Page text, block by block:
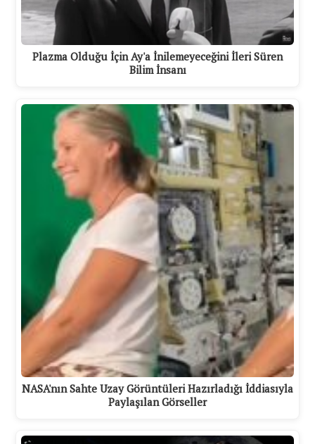
Plazma Olduğu İçin Ay'a İnilemeyeceğini İleri Süren
Bilim İnsanı
NASA'nın Sahte Uzay Görüntüleri Hazırladığı İddiasıyla
Paylaşılan Görseller